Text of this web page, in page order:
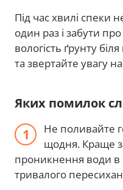
Під час хвилі спеки
один раз і забути
вологість ґрунту
та звертайте увагу
Яких помилок
Не поливайте
щодня. Краще
проникнення води в
тривалого